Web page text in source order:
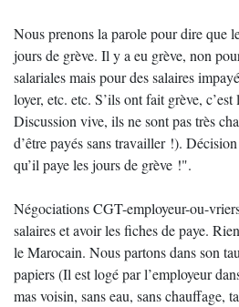
Nous prenons la parole pour dire que
jours de grève. Il y a eu grève, non
salariales mais pour des salaires
loyer, etc. etc. S’ils ont fait grève,
Discussion vive, ils ne sont pas très
d’être payés sans travailler !).
qu’il paye les jours de grève !".
Négociations CGT-employeur-ou-
salaires et avoir les fiches de paye.
le Marocain. Nous partons dans son
papiers (Il est logé par l’employeur
mas voisin, sans eau, sans chauffage,